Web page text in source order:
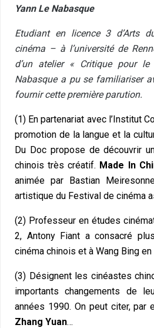
Yann Le Nabasque
Etudiant en licence 3 d’Arts
cinéma – à l’université de
d’un atelier « Critique pour
Nabasque a pu se familiariser
fournir cette première parution.
(1) En partenariat avec l’Institut
promotion de la langue et la
Du Doc propose de découvrir
chinois très créatif. Made In
animée par Bastian
artistique du Festival de cinéma
(2) Professeur en études
2, Antony Fiant aconsacré
cinéma chinois et à Wang Bing en
(3) Désignent les cinéastes
importants changements de
années 1990. On peut citer, par
Zhang Yuan…